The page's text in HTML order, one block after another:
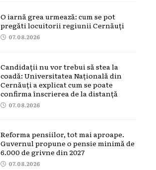
O iarnă grea urmează: cum se pot
pregăti locuitorii regiunii Cernăuți
07.08.2026
Candidații nu vor trebui să stea la
coadă: Universitatea Națională din
Cernăuți a explicat cum se poate
confirma înscrierea de la distanță
07.08.2026
Reforma pensiilor, tot mai aproape.
Guvernul propune o pensie minimă de
6.000 de grivne din 2027
07.08.2026